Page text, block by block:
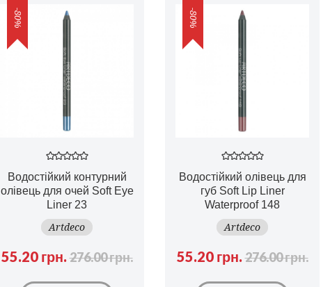
-80%
Водостійкий контурний
олівець для очей Soft Eye
Liner 23
Artdeco
55.20 грн.276.00 грн.
-80%
Водостійкий олівець для
губ Soft Lip Liner
Waterproof 148
Artdeco
55.20 грн.276.00 грн.